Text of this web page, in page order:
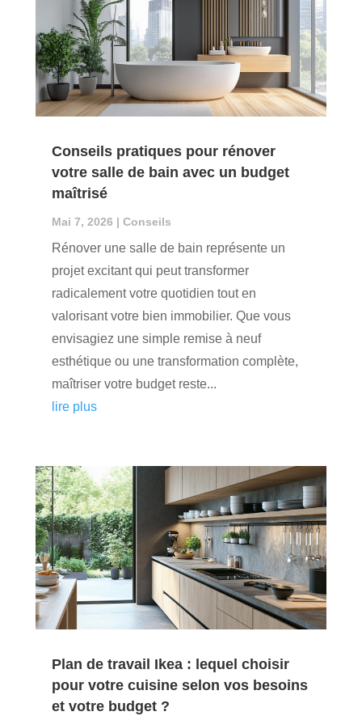
Conseils pratiques pour rénover
votre salle de bain avec un budget
maîtrisé
Mai 7, 2026 | Conseils
Rénover une salle de bain représente un
projet excitant qui peut transformer
radicalement votre quotidien tout en
valorisant votre bien immobilier. Que vous
envisagiez une simple remise à neuf
esthétique ou une transformation complète,
maîtriser votre budget reste...
lire plus
Plan de travail Ikea : lequel choisir
pour votre cuisine selon vos besoins
et votre budget ?